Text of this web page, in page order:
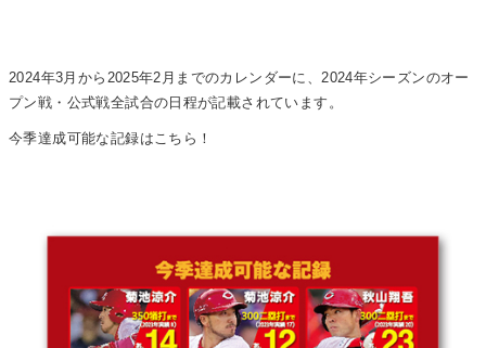
2024年3月から2025年2月までのカレンダーに、2024年シーズンのオー
プン戦・公式戦全試合の日程が記載されています。
今季達成可能な記録はこちら！